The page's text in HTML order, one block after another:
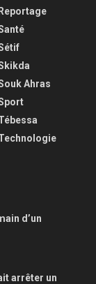
Ahras
d’un
arrêter un